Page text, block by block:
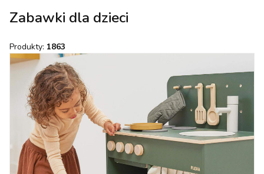
Zabawki dla dzieci
Produkty: 1863